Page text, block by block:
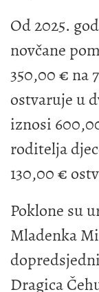
Od 2025.
novčane
350,00 € na
ostvaruje u
iznosi
roditelja
130,00 €
Poklone su
Mladenka
Dragica